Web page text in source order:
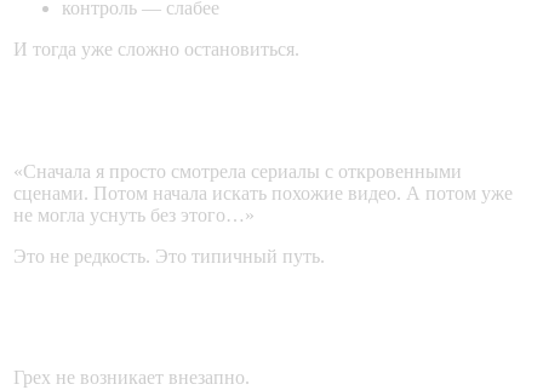
контроль — слабее
И тогда уже сложно остановиться.
«Сначала я просто смотрела сериалы с откровенными
сценами. Потом начала искать похожие видео. А потом уже
не могла уснуть без этого…»
Это не редкость. Это типичный путь.
Грех не возникает внезапно.